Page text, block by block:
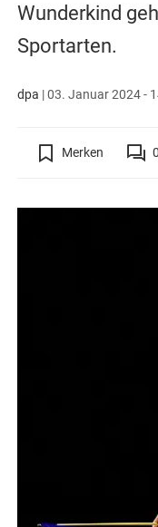
Wunderkind
Sportarten.
dpa |03. Januar 2024 -
Merken 0